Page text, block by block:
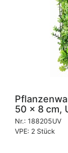
50 x 8 cm,
Nr.: 188205UV
VPE: 2 Stück